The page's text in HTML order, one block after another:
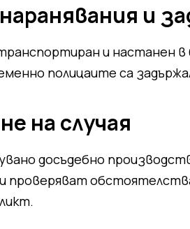
и
и настанен в
полицаите са
на случая
досъдебно